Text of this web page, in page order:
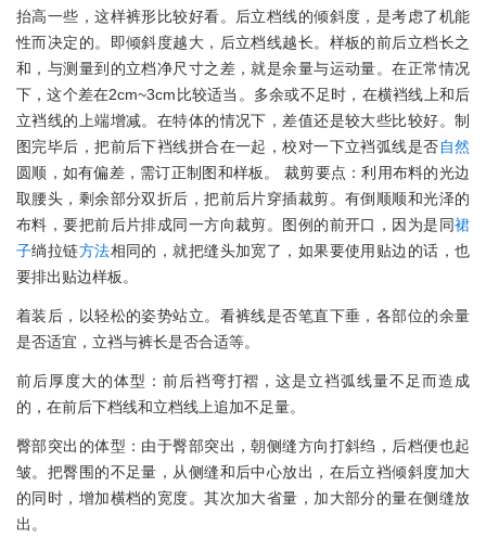
抬高一些，这样裤形比较好看。后立档线的倾斜度，是考虑了机能
性而决定的。即倾斜度越大，后立档线越长。样板的前后立档长之
和，与测量到的立档净尺寸之差，就是余量与运动量。在正常情况
下，这个差在2cm~3cm比较适当。多余或不足时，在横裆线上和后
立裆线的上端增减。在特体的情况下，差值还是较大些比较好。制
图完毕后，把前后下裆线拼合在一起，校对一下立裆弧线是否自然
圆顺，如有偏差，需订正制图和样板。 裁剪要点：利用布料的光边
取腰头，剩余部分双折后，把前后片穿插裁剪。有倒顺顺和光泽的
布料，要把前后片排成同一方向裁剪。图例的前开口，因为是同裙
子绱拉链方法相同的，就把缝头加宽了，如果要使用贴边的话，也
要排出贴边样板。
着装后，以轻松的姿势站立。看裤线是否笔直下垂，各部位的余量
是否适宜，立裆与裤长是否合适等。
前后厚度大的体型：前后裆弯打褶，这是立裆弧线量不足而造成
的，在前后下档线和立档线上追加不足量。
臀部突出的体型：由于臀部突出，朝侧缝方向打斜绉，后档便也起
皱。把臀围的不足量，从侧缝和后中心放出，在后立裆倾斜度加大
的同时，增加横档的宽度。其次加大省量，加大部分的量在侧缝放
出。